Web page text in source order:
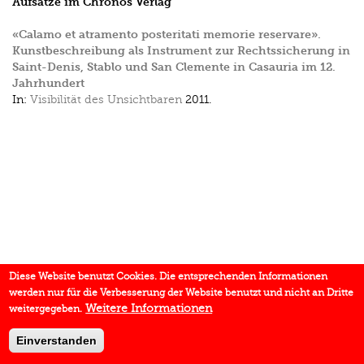
«Calamo et atramento posteritati memorie reservare».
Kunstbeschreibung als Instrument zur Rechtssicherung in
Saint-Denis, Stablo und San Clemente in Casauria im 12.
Jahrhundert
In: Visibilität des Unsichtbaren 2011.
Diese Website benutzt Cookies. Die entsprechenden Informationen
werden nur für die Verbesserung der Website benutzt und nicht an Dritte
weitergegeben. Weitere Informationen
Einverstanden